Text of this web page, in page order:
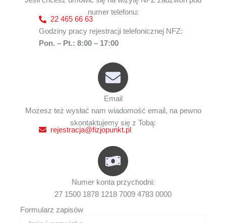
numer telefonu:
22 465 66 63
Godziny pracy rejestracji telefonicznej NFZ:
Pon. – Pt.: 8:00 – 17:00
Email
Możesz też wysłać nam wiadomość email, na pewno
skontaktujemy się z Tobą:
rejestracja@fizjopunkt.pl
Numer konta przychodni:
27 1500 1878 1218 7009 4783 0000
Formularz zapisów